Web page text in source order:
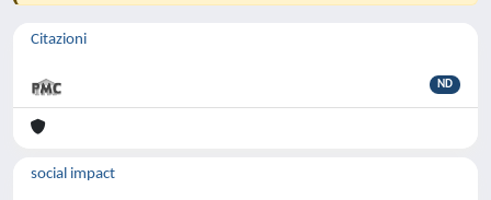
Citazioni
ND
social impact